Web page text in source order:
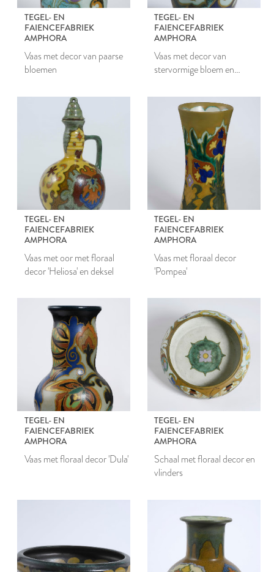
TEGEL- EN
FAIENCEFABRIEK
AMPHORA
Vaas met decor van paarse
bloemen
TEGEL- EN
FAIENCEFABRIEK
AMPHORA
Vaas met decor van
stervormige bloem en
TEGEL- EN
FAIENCEFABRIEK
AMPHORA
Vaas met oor met floraal
decor 'Heliosa' en deksel
TEGEL- EN
FAIENCEFABRIEK
AMPHORA
Vaas met floraal decor
'Pompea'
TEGEL- EN
FAIENCEFABRIEK
AMPHORA
Vaas met floraal decor 'Dula'
TEGEL- EN
FAIENCEFABRIEK
AMPHORA
Schaal met floraal decor en
vlinders